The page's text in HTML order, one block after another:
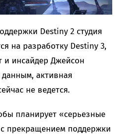
Destiny 2 студия
на разработку Destiny 3,
и инсайдер Джейсон
активная
не ведется.
планирует «серьезные
прекращением поддержки